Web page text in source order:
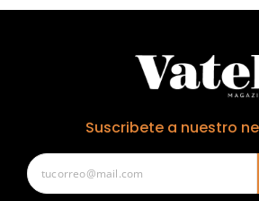
Suscribete a nuestro